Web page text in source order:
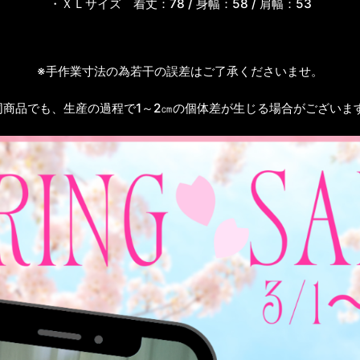
・ＸＬサイズ 着丈：78 / 身幅：58 / 肩幅：53
※手作業寸法の為若干の誤差はご了承くださいませ。
品でも、生産の過程で1～2㎝の個体差が生じる場合がございま